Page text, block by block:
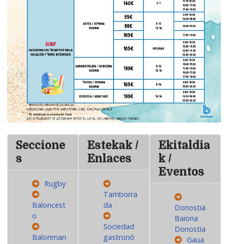
Seccione
s
Rugby
Baloncest
o
Balonman
Estekak /
Enlaces
Tamborra
da
Sociedad
gastronó
Ekitaldia
k /
Eventos
Donostia
Baiona
Donostia
Gaua